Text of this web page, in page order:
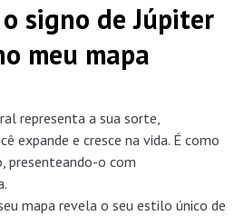
signo de Júpiter
meu mapa
representa a sua sorte,
expande e cresce na vida. É como
presenteando-o com
mapa revela o seu estilo único de